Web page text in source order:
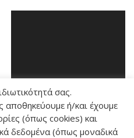
σας.
αποθηκεύουμε ή/και έχουμε
(όπως cookies) και
δεδομένα (όπως μοναδικά